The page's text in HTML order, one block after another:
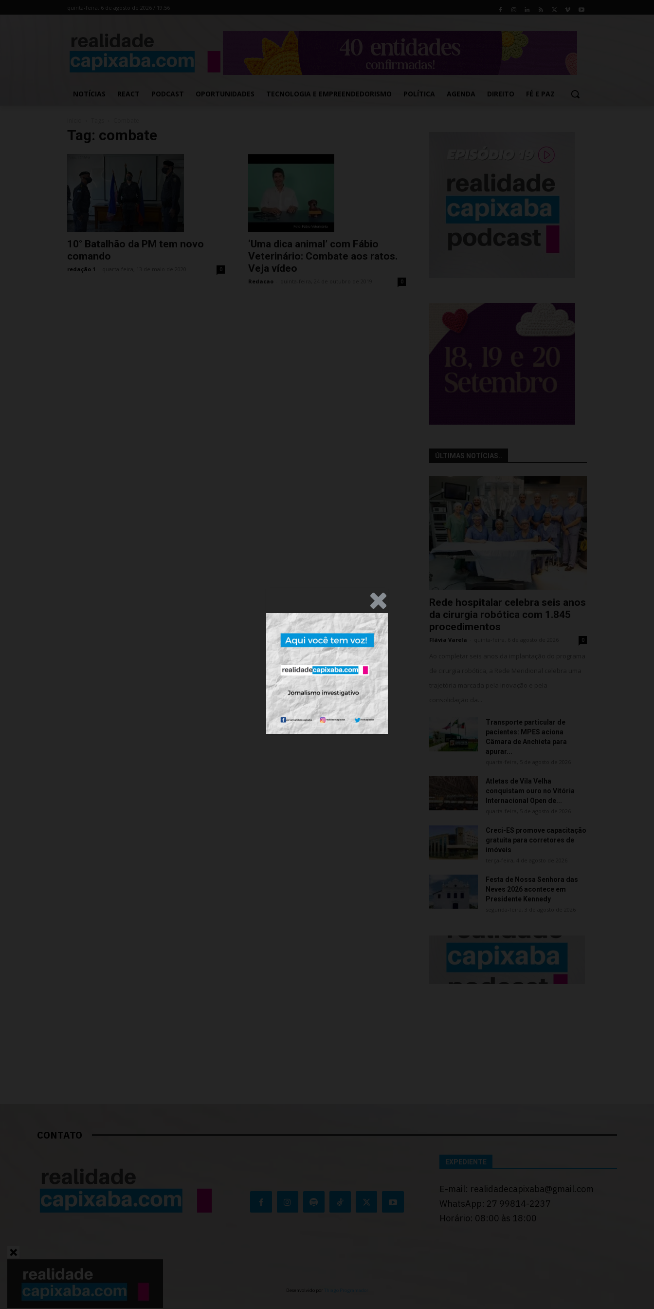
quinta-feira, 6 de agosto de 2026 / 19:56
NOTÍCIAS REACT PODCAST OPORTUNIDADES TECNOLOGIA E EMPREENDEDORISMO POLÍTICA AGENDA DIREITO FÉ E PAZ
Tag: combate
10° Batalhão da PM tem novo
comando
redação 1 0
‘Uma dica animal’ com Fábio
Veterinário: Combate aos ratos.
Veja vídeo
Redacao 0
ÚLTIMAS NOTÍCIAS..
Rede hospitalar celebra seis anos
da cirurgia robótica com 1.845
procedimentos
Flávia Varela 0
Transporte particular de
pacientes: MPES aciona
Câmara de Anchieta para
apurar...
Atletas de Vila Velha
conquistam ouro no Vitória
Internacional Open de...
Creci-ES promove capacitação
gratuita para corretores de
imóveis
Festa de Nossa Senhora das
Neves 2026 acontece em
Presidente Kennedy
CONTATO
EXPEDIENTE
E-mail: realidadecapixaba@gmail.com
WhatsApp: 27 99814-2237
Horário: 08:00 às 18:00
Desenvolvido por